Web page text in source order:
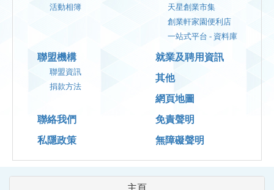
活動相簿
天星創業市集
創業軒家園便利店
一站式平台 - 資料庫
聯盟機構
聯盟資訊
捐款方法
就業及聘用資訊
其他
網頁地圖
聯絡我們
免責聲明
私隱政策
無障礙聲明
主頁